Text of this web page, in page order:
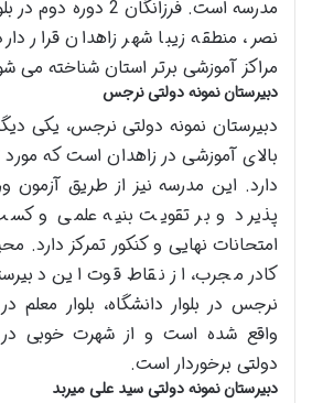
مدرسه است. فرزانگان 2
نصر، منطقه زیبا شهر زاهدان قرار
مراکز آموزشی برتر استان شناخته می
دبیرستان نمونه دولتی نرجس
دبیرستان نمونه دولتی نرجس، یکی
بالای آموزشی در زاهدان است که مورد
دارد. این مدرسه نیز از طریق
پذیرد و بر تقویت بنیه علمی و
امتحانات نهایی و کنکور تمرکز
کادر مجرب، از نقاط قوت این
نرجس در بلوار دانشگاه، بلوار معلم
واقع شده است و از شهرت خوبی در
دولتی برخوردار است.
دبیرستان نمونه دولتی سید علی میربد